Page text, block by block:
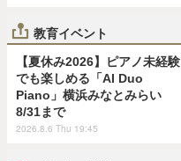
教育イベント
【夏休み2026】ピアノ未経験
でも楽しめる「AI Duo
Piano」横浜みなとみらい
8/31まで
2026.8.6 Thu 19:45